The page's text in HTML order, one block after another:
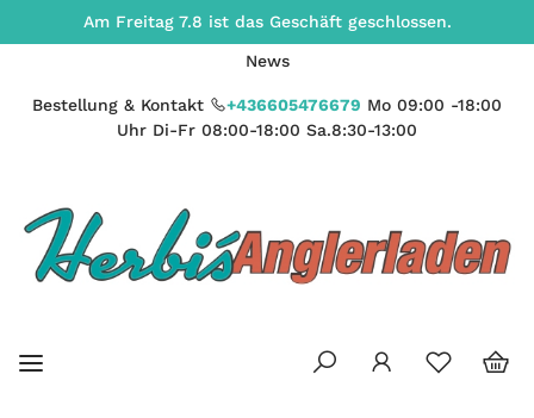
Am Freitag 7.8 ist das Geschäft geschlossen.
News
Bestellung & Kontakt +436605476679 Mo 09:00 -18:00
Uhr Di-Fr 08:00-18:00 Sa.8:30-13:00